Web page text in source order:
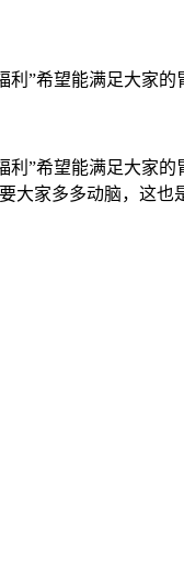
”希望能满足大家
利”希望能满足大家
家多多动脑，这也